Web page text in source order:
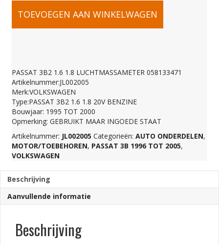
PASSAT
1.6
1.8
LUCHTMASSAMETER
058133471
aantal
TOEVOEGEN AAN WINKELWAGEN
PASSAT 3B2 1.6 1.8 LUCHTMASSAMETER 058133471
Artikelnummer:JL002005
Merk:VOLKSWAGEN
Type:PASSAT 3B2 1.6 1.8 20V BENZINE
Bouwjaar: 1995 TOT 2000
Opmerking: GEBRUIKT MAAR INGOEDE STAAT
Artikelnummer: JL002005 Categorieën: AUTO ONDERDELEN,
MOTOR/TOEBEHOREN, PASSAT 3B 1996 TOT 2005,
VOLKSWAGEN
Beschrijving
Aanvullende informatie
Beschrijving